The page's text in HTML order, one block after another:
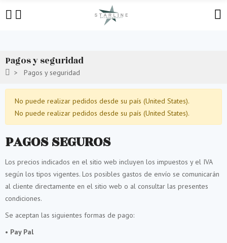
Pagos y seguridad
Pagos y seguridad
No puede realizar pedidos desde su país (United States).
No puede realizar pedidos desde su país (United States).
PAGOS SEGUROS
Los precios indicados en el sitio web incluyen los impuestos y el IVA
según los tipos vigentes. Los posibles gastos de envío se comunicarán
al cliente directamente en el sitio web o al consultar las presentes
condiciones.
Se aceptan las siguientes formas de pago:
• Pay Pal